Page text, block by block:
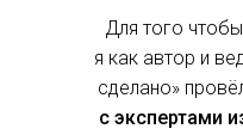
Для того
я как автор и
сделано»
с экспертами